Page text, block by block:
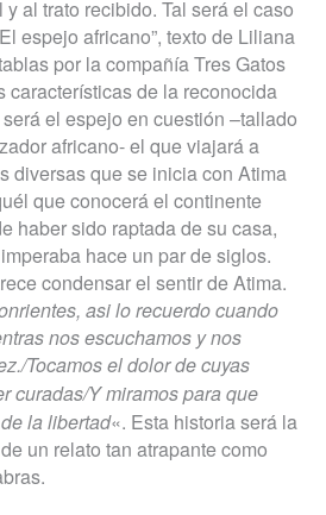
al trato recibido. Tal será el caso
espejo africano”, texto de Liliana
por la compañía Tres Gatos
características de la reconocida
erá el espejo en cuestión –tallado
africano- el que viajará a
diversas que se inicia con Atima
que conocerá el continente
haber sido raptada de su casa,
hace un par de siglos.
condensar el sentir de Atima.
asi lo recuerdo cuando
nos escuchamos y nos
Tocamos el dolor de cuyas
curadas/Y miramos para que
la libertad«. Esta historia será la
un relato tan atrapante como